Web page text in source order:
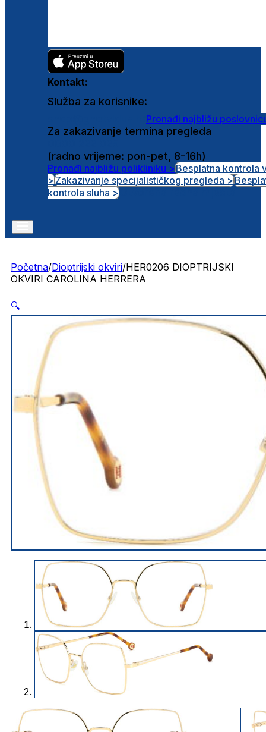
Kontakt:
Služba za korisnike:
Pronađi najbližu
Za zakazivanje termina pregleda
(radno vrijeme: pon-pet, 8-16h)
Pronađi najbližu polikliniku >Besplatna kontrola
>Zakazivanje specijalističkog pregleda >
kontrola sluha >
Početna/Dioptrijski okviri/HER0206 DIOPTRIJSKI
OKVIRI CAROLINA HERRERA
🔍